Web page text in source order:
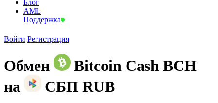
Блог
AML
Поддержка
Войти Регистрация
Обмен
Bitcoin Cash BCH
на
СБП RUB